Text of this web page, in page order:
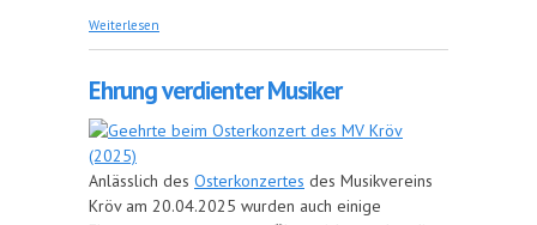
Weiterlesen
Ehrung verdienter Musiker
Anlässlich des Osterkonzertes des Musikvereins
Kröv am 20.04.2025 wurden auch einige